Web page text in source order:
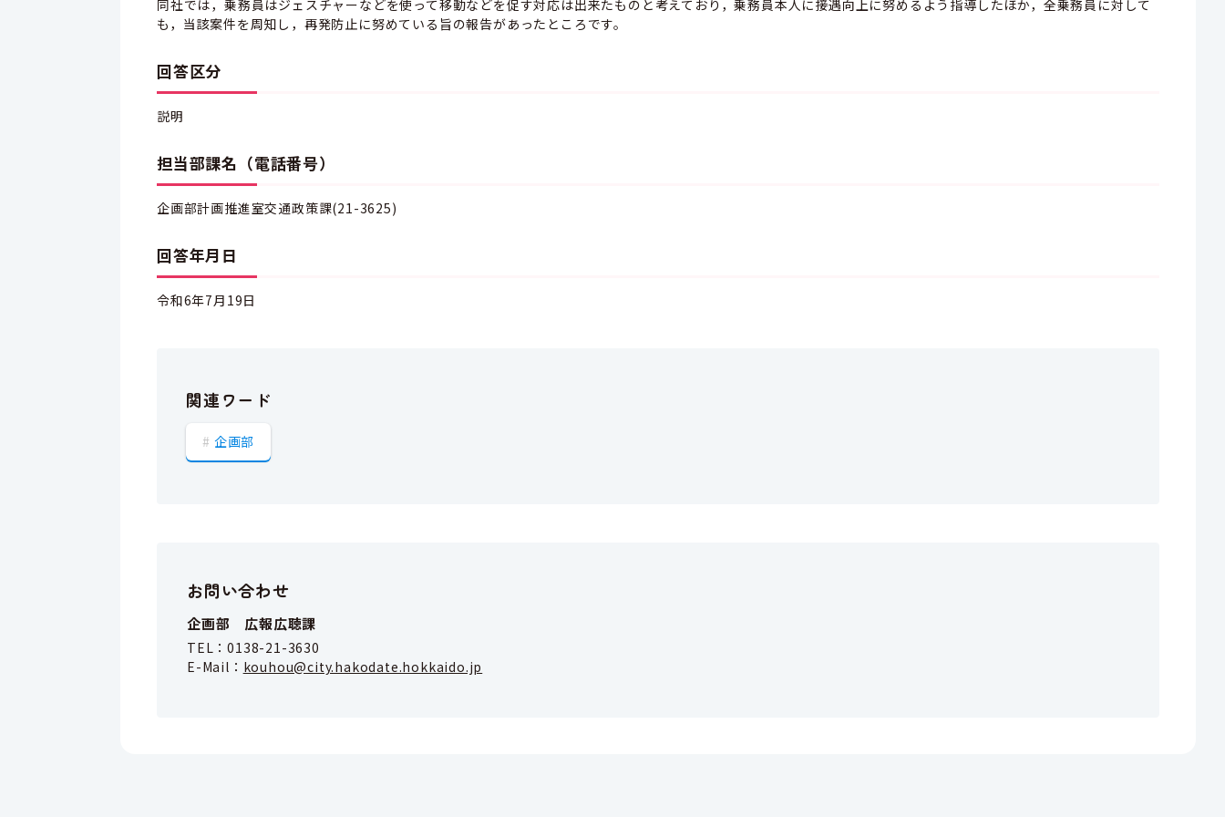
同社では，乗務員はジェスチャーなどを使って移動などを促す対応は出来たものと考えており，乗務員本人に接遇向上に努めるよう指導したほか，全乗務員に対して
も，当該案件を周知し，再発防止に努めている旨の報告があったところです。
回答区分
説明
担当部課名（電話番号）
企画部計画推進室交通政策課(21-3625)
回答年月日
令和6年7月19日
関連ワード
企画部
お問い合わせ
企画部 広報広聴課
TEL：0138-21-3630
E-Mail： kouhou@city.hakodate.hokkaido.jp